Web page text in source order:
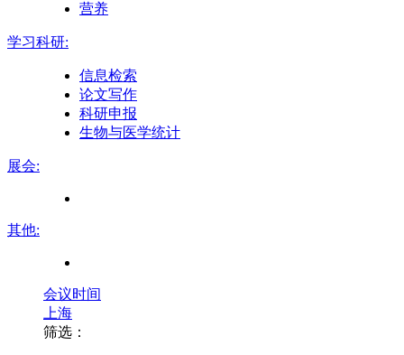
营养
学习科研:
信息检索
论文写作
科研申报
生物与医学统计
展会:
其他:
会议时间
上海
筛选：